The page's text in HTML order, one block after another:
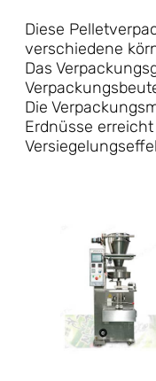
Diese
verschiedene
Das
Die
Erdnüsse